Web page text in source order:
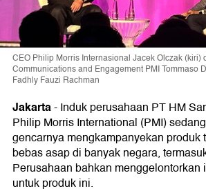
CEO Philip Morris Internasional Jacek Olczak (kiri)
Communications and Engagement PMI Tommaso
Fadhly Fauzi Rachman
Jakarta-Induk perusahaan PT HM
Philip Morris International (PMI)
gencarnya mengkampanyekan produk
bebas asap di banyak negara,
Perusahaan bahkan menggelontorkan
untuk produk ini.